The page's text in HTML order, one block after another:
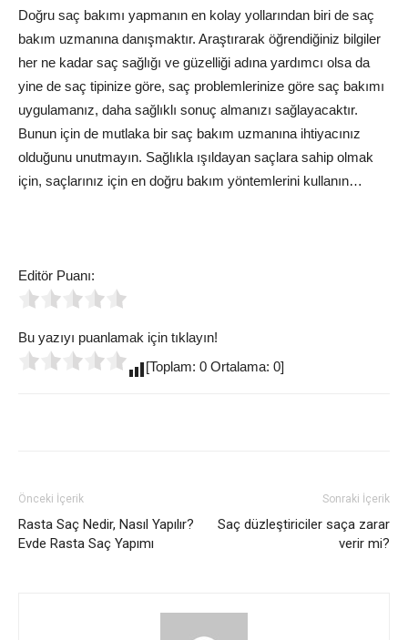
Doğru saç bakımı yapmanın en kolay yollarından biri de saç
bakım uzmanına danışmaktır. Araştırarak öğrendiğiniz bilgiler
her ne kadar saç sağlığı ve güzelliği adına yardımcı olsa da
yine de saç tipinize göre, saç problemlerinize göre saç bakımı
uygulamanız, daha sağlıklı sonuç almanızı sağlayacaktır.
Bunun için de mutlaka bir saç bakım uzmanına ihtiyacınız
olduğunu unutmayın. Sağlıkla ışıldayan saçlara sahip olmak
için, saçlarınız için en doğru bakım yöntemlerini kullanın…
Editör Puanı:
Bu yazıyı puanlamak için tıklayın!
[Toplam: 0 Ortalama: 0]
Önceki İçerik
Rasta Saç Nedir, Nasıl Yapılır?
Evde Rasta Saç Yapımı
Sonraki İçerik
Saç düzleştiriciler saça zarar
verir mi?